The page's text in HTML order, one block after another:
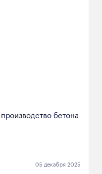
бетона
05 декабря 2025